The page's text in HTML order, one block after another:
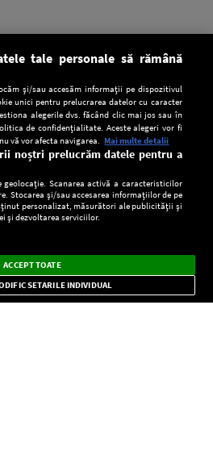
CONFIDENŢIALITATE
știri și alerte
×
tale personale să rămână
și/sau accesăm informații pe dispozitivul
unici pentru prelucrarea datelor cu caracter
alegerile dvs. făcând clic mai jos sau în
de confidențialitate. Aceste alegeri vor fi
vă vor afecta navigarea. Mai multe detalii
noștri prelucrăm datele pentru a
geolocație. Scanarea activă a caracteristicilor
Stocarea și/sau accesarea informațiilor de pe
personalizat, măsurători ale publicității și
și dezvoltarea serviciilor.
ACCEPT TOATE
SETARILE INDIVIDUAL